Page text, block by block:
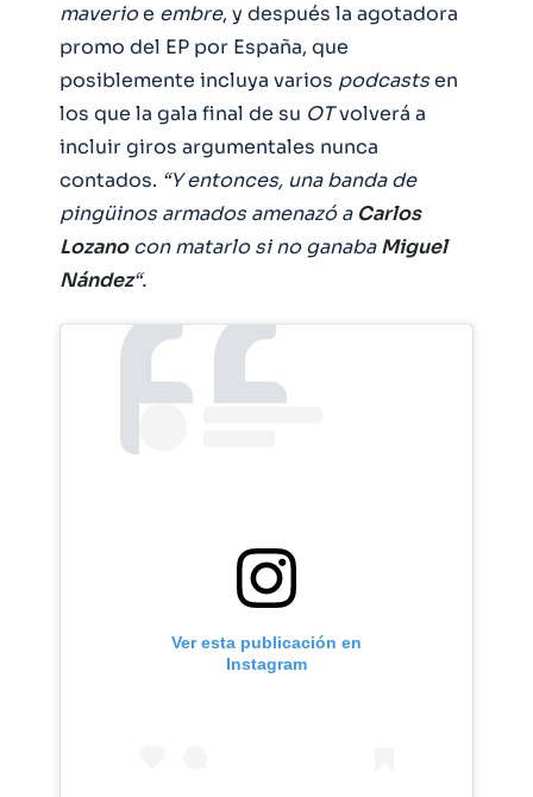
maverioe embre, y después la agotadora
promo del EP por España, que
posiblemente incluya varios podcastsen
los que la gala final de su OTvolverá a
incluir giros argumentales nunca
contados. “Y entonces, una banda de
pingüinos armados amenazó a Carlos
Lozanocon matarlo si no ganabaMiguel
Nández“.
Ver esta publicación en
Instagram